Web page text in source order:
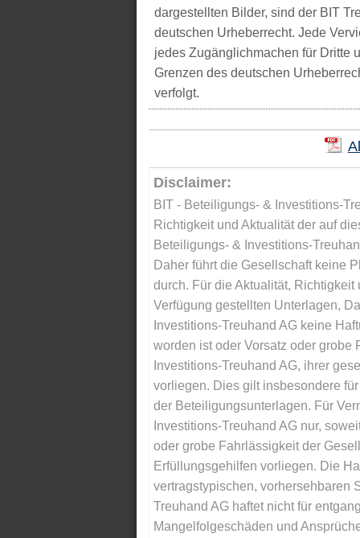
dargestellten Bilder, sind der BIT
deutschen Urheberrecht. Jede
jedes Zugänglichmachen für Dritte
Grenzen des deutschen
verfolgt.
Disclaimer:
BIT - Beteiligungs- & Investitions-
Richtigkeit und Aktualität der auf
Beteiligungs- & Investitions-
Daher führt die Gesellschaft keine
durch. Für die Aktualität,
Verfügung gestellten Unterlagen,
Investitions-Treuhand AG keine
worden ist oder Vorsatz oder
Investitions-Treuhand AG, ihrer
vorliegen. Dies gilt insbesondere
der Beteiligungsunterlagen. Für
Investitions-Treuhand AG nur,
oder grobe Fahrlässigkeit der
Erfüllungsgehilfen vorliegen. Die
vertragstypischen, vorhersehbaren
Treuhand AG haftet nicht für
Mangelfolgeschäden und